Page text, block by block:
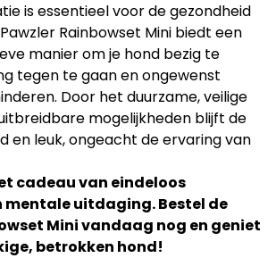
is essentieel voor de gezondheid
Rainbowset Mini biedt een
manier om je hond bezig te
tegen te gaan en ongewenst
Door het duurzame, veilige
mogelijkheden blijft de
en leuk, ongeacht de ervaring van
cadeau van eindeloos
mentale uitdaging. Bestel de
Mini vandaag nog en geniet
betrokken hond!